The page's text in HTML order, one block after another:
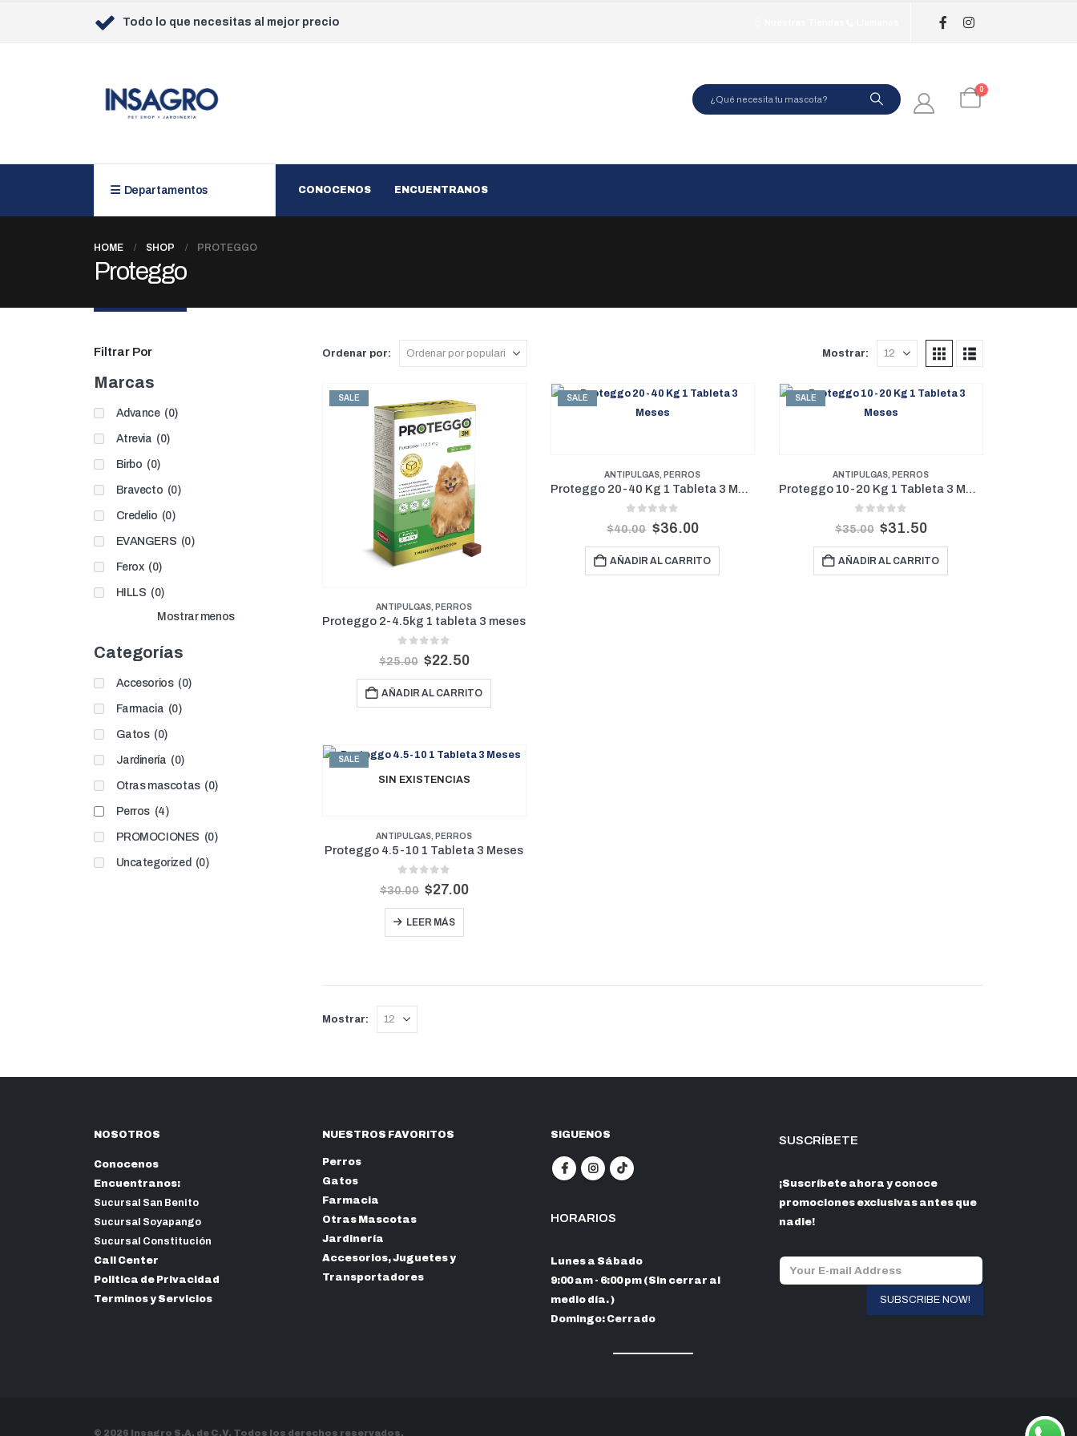
Todo lo que necesitas al mejor precio
0
Departamentos CONOCENOS ENCUENTRANOS
HOME SHOP PROTEGGO
Proteggo
Ordenar por: Mostrar:
SALE
ANTIPULGAS, PERROS
Proteggo 2-4.5kg 1 tableta 3 meses
$25.00 $22.50
AÑADIR AL CARRITO
SALE
ANTIPULGAS, PERROS
Proteggo 20-40 Kg 1 Tableta 3 Meses
out of 5
$40.00 $36.00
AÑADIR AL CARRITO
SALE
ANTIPULGAS, PERROS
Proteggo 10-20 Kg 1 Tableta 3 Meses
out of 5
$35.00 $31.50
AÑADIR AL CARRITO
SALE
SIN EXISTENCIAS
ANTIPULGAS, PERROS
Proteggo 4.5-10 1 Tableta 3 Meses
out of 5
$30.00 $27.00
LEER MÁS
Mostrar:
Filtrar Por
Marcas
Advance (0)
Atrevia (0)
Birbo (0)
Bravecto (0)
Credelio (0)
EVANGERS (0)
Ferox (0)
HILLS (0)
Mostrar menos
Categorías
Accesorios (0)
Farmacia (0)
Gatos (0)
Jardinería (0)
Otras mascotas (0)
Perros (4)
PROMOCIONES (0)
Uncategorized (0)
NOSOTROS
Conocenos
Encuentranos:
Sucursal San Benito
Sucursal Soyapango
Sucursal Constitución
Call Center
Politica de Privacidad
Terminos y Servicios
NUESTROS FAVORITOS
Perros
Gatos
Farmacia
Otras Mascotas
Jardinería
Accesorios, Juguetes y
Transportadores
SIGUENOS
HORARIOS
Lunes a Sábado
9:00 am - 6:00 pm (Sin cerrar al
medio día. )
Domingo: Cerrado
SUSCRÍBETE
¡Suscríbete ahora y conoce
promociones exclusivas antes que
nadie!
© 2026 Insagro S.A. de C.V. Todos los derechos reservados.